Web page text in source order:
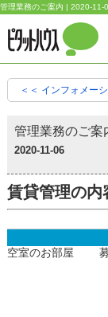
＜＜ インフォメー
管理業務のご案
2020-11-06
賃貸管理の内
空室のお部屋